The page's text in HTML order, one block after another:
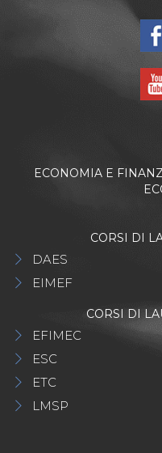
ECONOMIA E
CORSI DI
DAES
EIMEF
CORSI DI
EFIMEC
ESC
ETC
LMSP